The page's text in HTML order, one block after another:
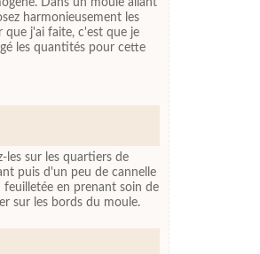
Dans un moule allant
harmonieusement les
que j'ai faite, c'est que je
les quantités pour cette
les sur les quartiers de
puis d'un peu de cannelle
feuilletée en prenant soin de
sur les bords du moule.